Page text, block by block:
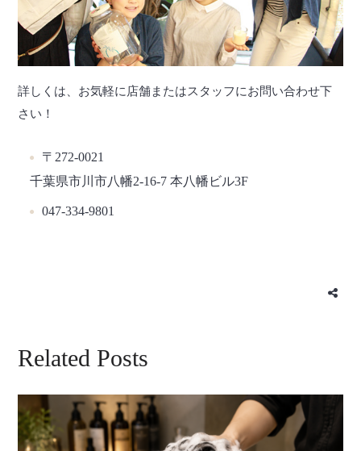
詳しくは、お気軽に店舗またはスタッフにお問い合わせ下
さい！
〒272-0021
千葉県市川市八幡2-16-7 本八幡ビル3F
047-334-9801
Related Posts